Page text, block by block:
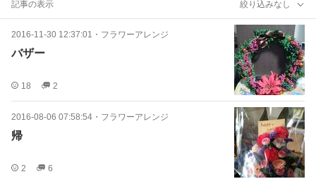
記事の表示 絞り込みなし
2016-11-30 12:37:01 ・ フラワーアレンジ
バザー
18 2
2016-08-06 07:58:54 ・ フラワーアレンジ
帰
2 6